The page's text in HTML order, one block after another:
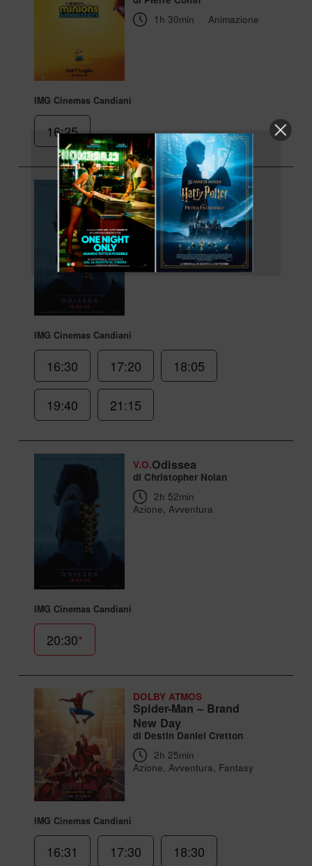
1h 30min
Animazione
IMG Cinemas Candiani
16:25
DOLBY ATMOSOdissea
di Christopher Nolan
2h 52min
Azione, Avventura
IMG Cinemas Candiani
16:30 17:20 18:05
19:40 21:15
V.O.Odissea
di Christopher Nolan
2h 52min
Azione, Avventura
IMG Cinemas Candiani
20:30*
DOLBY ATMOS
Spider-Man – Brand
New Day
di Destin Daniel Cretton
2h 25min
Azione, Avventura, Fantasy
IMG Cinemas Candiani
16:31 17:30 18:30